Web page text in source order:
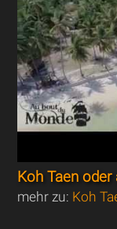
Koh Taen
mehr zu: Koh